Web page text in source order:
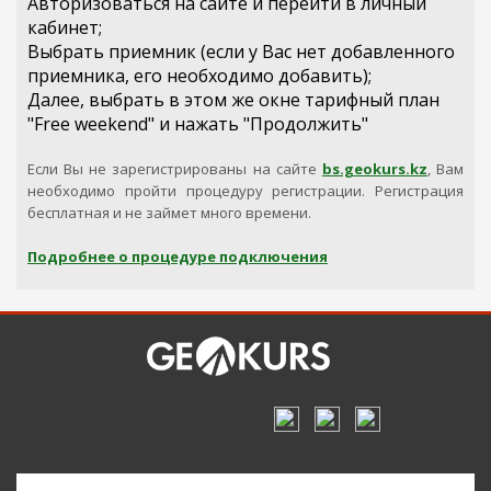
Срок аренды:
3
кабинет;
Выбрать приемник (если у Вас нет добавленного
приемника, его необходимо добавить);
Далее, выбрать в этом же окне тарифный план
"Free weekend" и нажать "Продолжить"
Если Вы не зарегистрированы на сайте bs.geokurs.kz , Вам
необходимо пройти процедуру регистрации. Регистрация
бесплатная и не займет много времени.
Подробнее о процедуре подключения